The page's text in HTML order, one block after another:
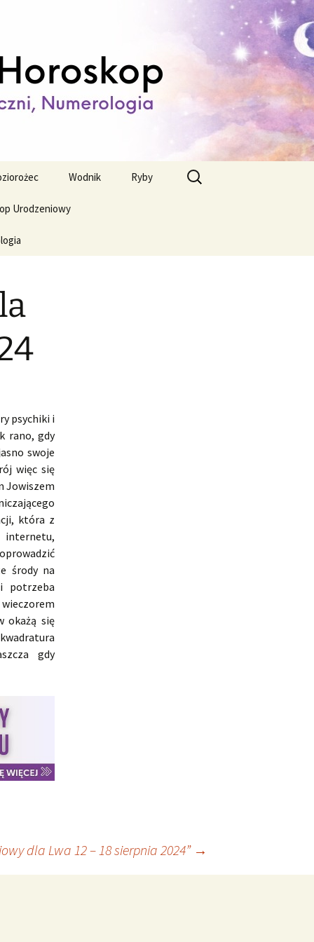
Wodnik Ryby
Urodzeniowy
Szukaj:
psychiki i
rano, gdy
swoje
więc się
Jowiszem
która z
internetu,
środy na
potrzeba
okażą się
gdy
dla Lwa 12 – 18 sierpnia 2024” →